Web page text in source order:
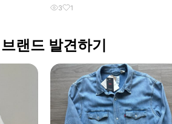
3 1
랜드 발견하기